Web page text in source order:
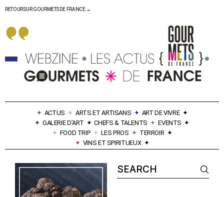
RETOUR SUR GOURMETS DE FRANCE →
✦ ACTUS ✦ ARTS ET ARTISANS ✦ ART DE VIVRE✦
✦ GALERIE D’ART ✦CHEFS & TALENTS ✦ EVENTS ✦
✦ FOOD TRIP ✦ LES PROS ✦ TERROIR✦
✦ VINS ET SPIRITUEUX✦